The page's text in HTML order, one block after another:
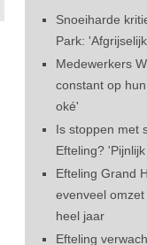
Snoeiharde
Park:
Medewerkers
constant op
oké'
Is stoppen met
Efteling?
Efteling Grand
evenveel
heel jaar
Efteling